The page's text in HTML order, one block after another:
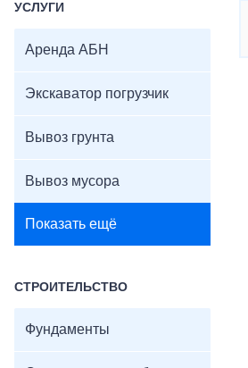
УСЛУГИ
Аренда АБН
Экскаватор погрузчик
Вывоз грунта
Вывоз мусора
Показать ещё
СТРОИТЕЛЬСТВО
Фундаменты